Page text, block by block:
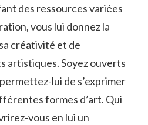
⁣des ressources variées
vous lui‌ donnez la
créativité et​ de
artistiques. Soyez ‌ouverts
lui de s’exprimer
formes⁤ d’art. Qui​
vous en ⁣lui un